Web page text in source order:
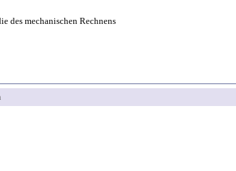
des mechanischen Rechnens